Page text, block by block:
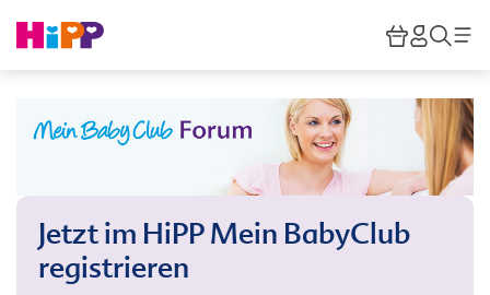
HiPP
Jetzt im HiPP Mein BabyClub
registrieren